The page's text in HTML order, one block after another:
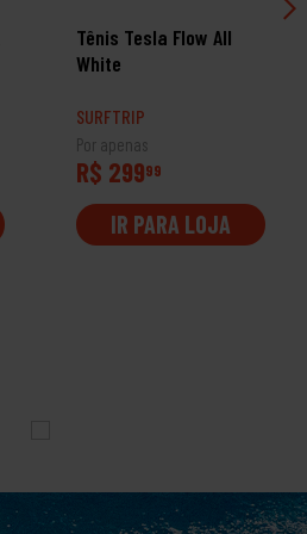
Tênis Tesla Flow All
White
SURFTRIP
Por apenas
R$ 29999
IR PARA LOJA